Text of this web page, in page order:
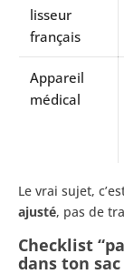
lisseur
français
Appareil
médical
Le vrai sujet,
ajusté, pas de
Checklist
dans ton sac